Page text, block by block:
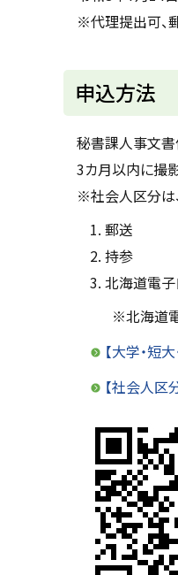
に
る
※代理提出可、
ト
ッ
プ
に
戻
申込方法
秘書課人事文書
3カ月以内に撮
※社会人区分は
郵送
持参
北海道電子
※北海道
【大学・短
【社会人区